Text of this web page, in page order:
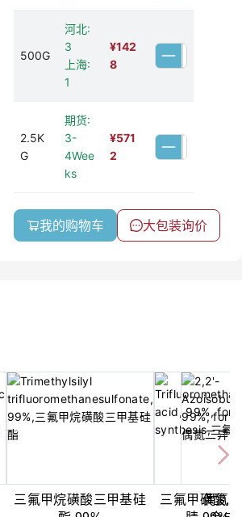
500G
河北:
3
上海:
1
¥142
8
2.5K
G
期货:
3-
4Wee
ks
¥571
2
我的购物车 大包装询价
三氟甲烷磺酸三甲基硅
三氟甲磺酸
偶氮